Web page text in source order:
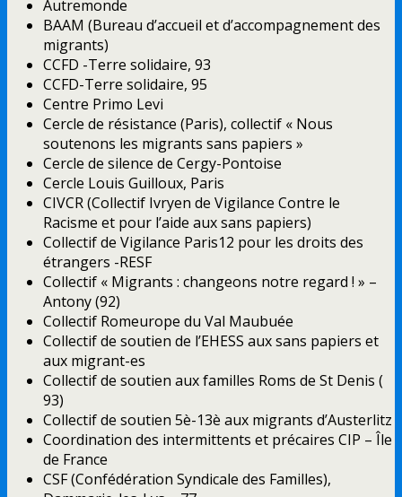
Autremonde
BAAM (Bureau d’accueil et d’accompagnement des
migrants)
CCFD -Terre solidaire, 93
CCFD-Terre solidaire, 95
Centre Primo Levi
Cercle de résistance (Paris), collectif « Nous
soutenons les migrants sans papiers »
Cercle de silence de Cergy-Pontoise
Cercle Louis Guilloux, Paris
CIVCR (Collectif Ivryen de Vigilance Contre le
Racisme et pour l’aide aux sans papiers)
Collectif de Vigilance Paris12 pour les droits des
étrangers -RESF
Collectif « Migrants : changeons notre regard ! » –
Antony (92)
Collectif Romeurope du Val Maubuée
Collectif de soutien de l’EHESS aux sans papiers et
aux migrant-es
Collectif de soutien aux familles Roms de St Denis (
93)
Collectif de soutien 5è-13è aux migrants d’Austerlitz
Coordination des intermittents et précaires CIP – Île
de France
CSF (Confédération Syndicale des Familles),